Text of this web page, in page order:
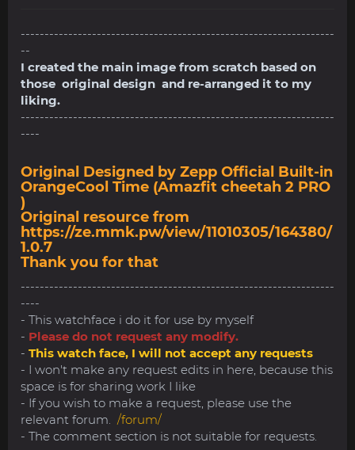
------------------------------------------------------------------
--
I created the main image from scratch based on
those original design and re-arranged it to my
liking.
------------------------------------------------------------------
----
Original Designed by Zepp Official Built-in
OrangeCool Time (Amazfit cheetah 2 PRO
)
Original resource from
https://ze.mmk.pw/view/11010305/164380/
1.0.7
Thank you for that
------------------------------------------------------------------
----
- This watchface i do it for use by myself
- Please do not request any modify.
- This watch face, I will not accept any requests
- I won't make any request edits in here, because this
space is for sharing work I like
- If you wish to make a request, please use the
relevant forum. /forum/
- The comment section is not suitable for requests.